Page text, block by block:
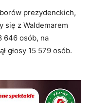
prezydenckich,
się z Waldemarem
646 osób, na
głosy 15 579 osób.